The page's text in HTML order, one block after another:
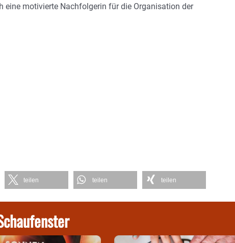
eine motivierte Nachfolgerin für die Organisation der
teilen teilen teilen